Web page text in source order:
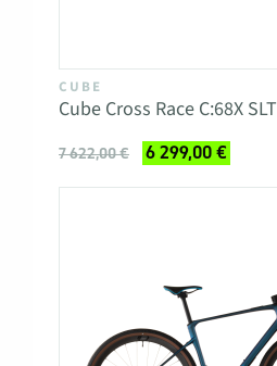
CUBE
Cube Cross Race C:68X SLT
7 622,00 € 6 299,00 €